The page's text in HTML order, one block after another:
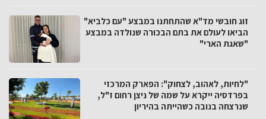
זוג חובשי מד"א שהתחתנו במבצע "עם כלביא"
הביאו לעולם את בתם הבכורה שנולדה במבצע
"שאגת הארי"
"לחיות, לאהוב, לצחוק": הפארק המרכזי
בפרדסיה ייקרא על שמה של ניצן רחום ז"ל,
שנרצחה בנובה כשהייתה בהיריון